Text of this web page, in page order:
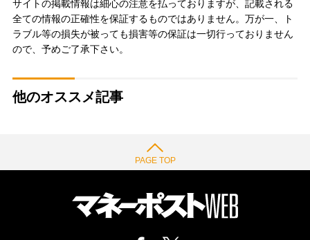
サイトの掲載情報は細心の注意を払っておりますが、記載される
全ての情報の正確性を保証するものではありません。万が一、ト
ラブル等の損失が被っても損害等の保証は一切行っておりません
ので、予めご了承下さい。
他のオススメ記事
PAGE TOP